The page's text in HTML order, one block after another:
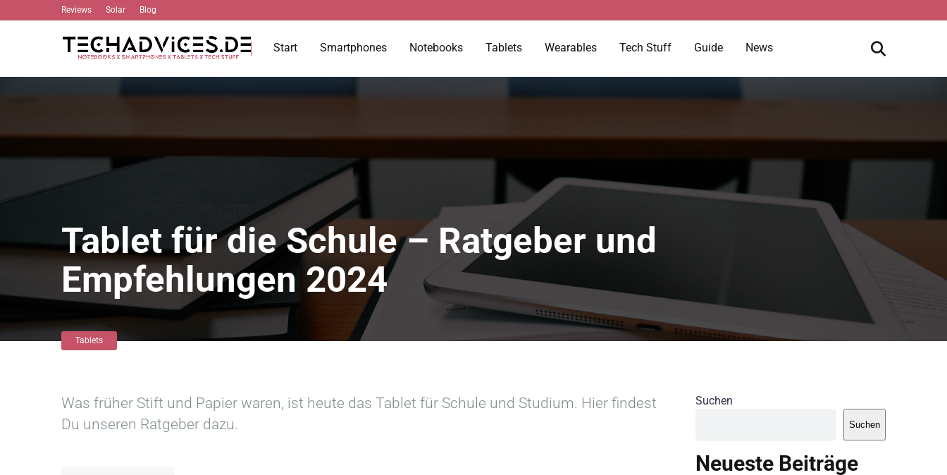
Reviews Solar Blog
Start Smartphones Notebooks Tablets Wearables Tech Stuff Guide News
Tablet für die Schule – Ratgeber und
Empfehlungen 2024
Tablets
Was früher Stift und Papier waren, ist heute das Tablet für Schule und Studium. Hier findest
Du unseren Ratgeber dazu.
Suchen
Suchen
Neueste Beiträge